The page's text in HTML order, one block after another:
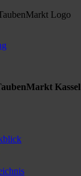
Kassel